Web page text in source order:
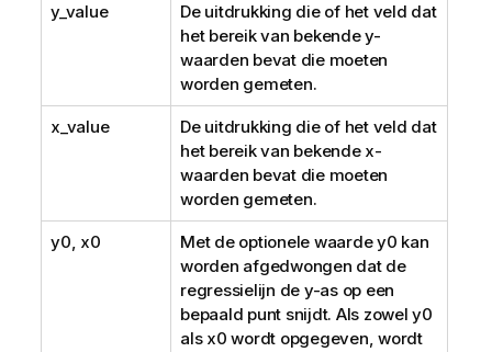
y_value
De uitdrukking die of het veld dat
het bereik van bekendey-
waarden bevat die moeten
worden gemeten.
x_value
De uitdrukking die of het veld dat
het bereik van bekende x-
waarden bevat die moeten
worden gemeten.
y0, x0 Met de optionele waardey0 kan
worden afgedwongen dat de
regressielijn de y-as op een
bepaald punt snijdt. Als zowely0
als x0 wordt opgegeven, wordt